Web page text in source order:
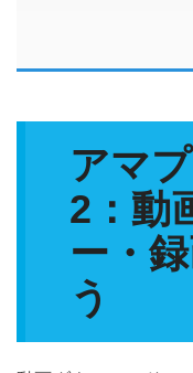
アマ
2：動
ー・
う